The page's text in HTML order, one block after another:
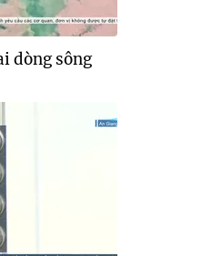
dòng sông